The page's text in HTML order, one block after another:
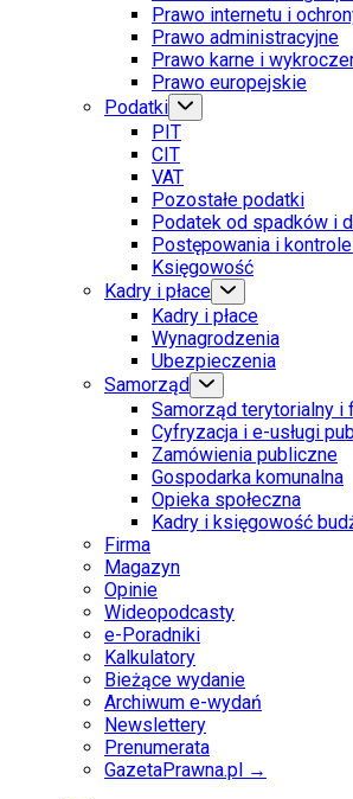
Prawo internetu i
Prawo administracyjne
Prawo karne i
Prawo europejskie
Podatki
PIT
CIT
VAT
Pozostałe podatki
Podatek od spadków i
Postępowania i
Księgowość
Kadry i płace
Kadry i płace
Wynagrodzenia
Ubezpieczenia
Samorząd
Samorząd terytorialny i
Cyfryzacja i e-usługi
Zamówienia publiczne
Gospodarka komunalna
Opieka społeczna
Kadry i księgowość
Firma
Magazyn
Opinie
Wideopodcasty
e-Poradniki
Kalkulatory
Bieżące wydanie
Archiwum e-wydań
Newslettery
Prenumerata
GazetaPrawna.pl →